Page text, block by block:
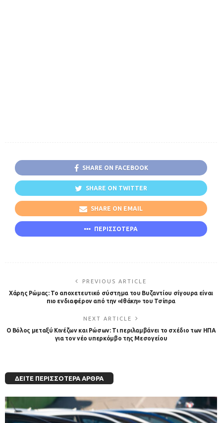
SHARE ON FACEBOOK
SHARE ON TWITTER
SHARE ON EMAIL
ΠΕΡΙΣΣΟΤΕΡΑ
PREVIOUS ARTICLE
Χάρης Ρώμας: Το αποχετευτικό σύστημα του Βυζαντίου σίγουρα είναι
πιο ενδιαφέρον από την «Ιθάκη» του Τσίπρα
NEXT ARTICLE
Ο Βόλος μεταξύ Κινέζων και Ρώσων: Τι περιλαμβάνει το σχέδιο των ΗΠΑ
για τον νέο υπερκόμβο της Μεσογείου
ΔΕΊΤΕ ΠΕΡΙΣΣΌΤΕΡΑ ΆΡΘΡΑ